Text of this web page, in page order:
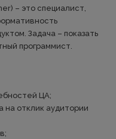
– это специалист,
Задача – показать
программист.
ЦА;
на отклик аудитории